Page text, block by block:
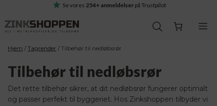
indhold
Se vores 254+ anmeldelser på Trustpilot
Hjem / Tagrender / Tilbehør til nedløbsrør
Tilbehør til nedløbsrør
Det rette tilbehør sikrer, at dit nedløbsrør fungerer optimalt
og passer perfekt til byggeriet. Hos Zinkshoppen tilbyder vi